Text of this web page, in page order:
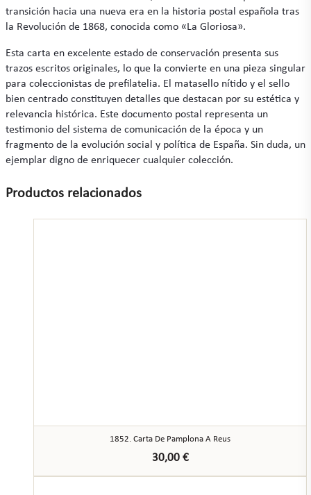
transición hacia una nueva era en la historia postal española tras
la Revolución de 1868, conocida como «La Gloriosa».
Esta carta en excelente estado de conservación presenta sus
trazos escritos originales, lo que la convierte en una pieza singular
para coleccionistas de prefilatelia. El matasello nítido y el sello
bien centrado constituyen detalles que destacan por su estética y
relevancia histórica. Este documento postal representa un
testimonio del sistema de comunicación de la época y un
fragmento de la evolución social y política de España. Sin duda, un
ejemplar digno de enriquecer cualquier colección.
Productos relacionados
1852. Carta De Pamplona A Reus
30,00 €